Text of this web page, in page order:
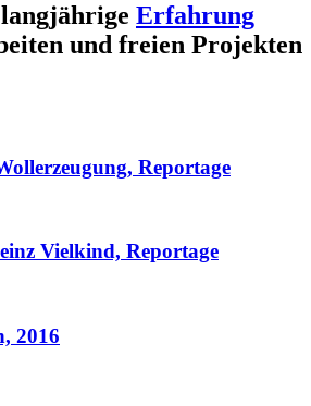
Erfahrung
und freien Projekten
Reportage
Vielkind, Reportage
2016